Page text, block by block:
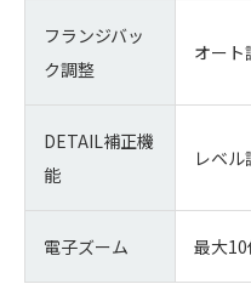
フランジバッ
ク調整
オート
DETAIL補正機
能
レベ
電子ズーム 最大